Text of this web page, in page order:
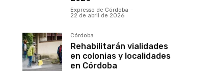
Expresso de Córdoba -
22 de abril de 2026
Córdoba
Rehabilitarán vialidades
en colonias y localidades
en Córdoba